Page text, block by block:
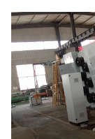
Temperatuur
koeling van
hoger dan
Frictieverhouding
(m/min)